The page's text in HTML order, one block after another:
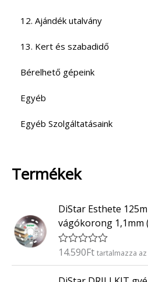
12. Ajándék utalvány
13. Kert és szabadidő
Bérelhető gépeink
Egyéb
Egyéb Szolgáltatásaink
Termékek
DiStar Esthete
vágókorong 1,1mm
É
é
14.590Ft tartalmazza az